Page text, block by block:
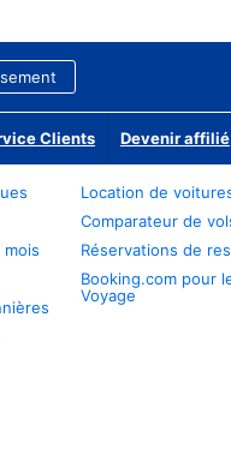
Clients Devenir affilié
Location de
Comparateur de
Réservations de
Booking.com pour
Voyage